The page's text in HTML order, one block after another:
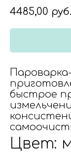
4485,00 руб.
быстрое
Цвет: